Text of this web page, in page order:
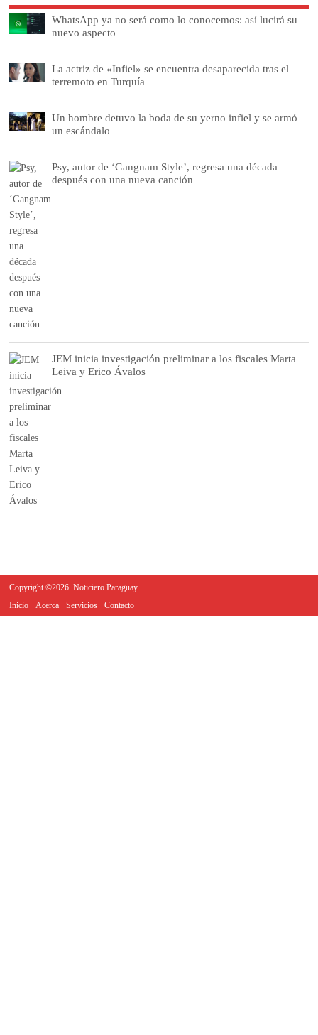
WhatsApp ya no será como lo conocemos: así lucirá su
nuevo aspecto
La actriz de «Infiel» se encuentra desaparecida tras el
terremoto en Turquía
Un hombre detuvo la boda de su yerno infiel y se armó
un escándalo
Psy, autor de ‘Gangnam Style’, regresa una década
después con una nueva canción
JEM inicia investigación preliminar a los fiscales Marta
Leiva y Erico Ávalos
Copyright ©2026. Noticiero Paraguay
Inicio
Acerca Servicios Contacto